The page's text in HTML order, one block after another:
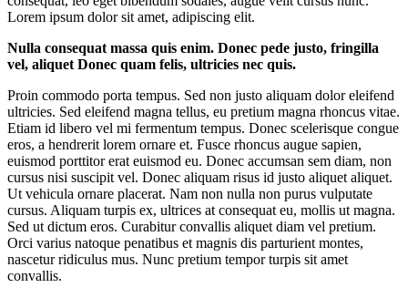
Lorem ipsum dolor sit amet, adipiscing elit.
Nulla consequat massa quis enim. Donec pede justo, fringilla
vel, aliquet Donec quam felis, ultricies nec quis.
Proin commodo porta tempus. Sed non justo aliquam dolor eleifend
ultricies. Sed eleifend magna tellus, eu pretium magna rhoncus vitae.
Etiam id libero vel mi fermentum tempus. Donec scelerisque congue
eros, a hendrerit lorem ornare et. Fusce rhoncus augue sapien,
euismod porttitor erat euismod eu. Donec accumsan sem diam, non
cursus nisi suscipit vel. Donec aliquam risus id justo aliquet aliquet.
Ut vehicula ornare placerat. Nam non nulla non purus vulputate
cursus. Aliquam turpis ex, ultrices at consequat eu, mollis ut magna.
Sed ut dictum eros. Curabitur convallis aliquet diam vel pretium.
Orci varius natoque penatibus et magnis dis parturient montes,
nascetur ridiculus mus. Nunc pretium tempor turpis sit amet
convallis.